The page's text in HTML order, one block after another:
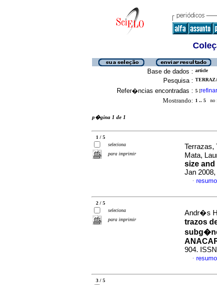
Base de dados : article
Pesquisa :
Refer�ncias encontradas : 5 [refinar
Mostrando: 1 .. 5 no
p�gina 1 de 1
1 / 5
seleciona
para imprimir
Mata,
size
Jan
·
2 / 5
seleciona
para imprimir
Andr�s
trazos
904.
·
3 / 5